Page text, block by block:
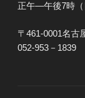
正午―午後7時（
〒461-0001名古
052-953－1839